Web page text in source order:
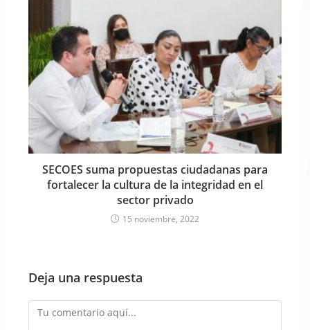
SECOES suma propuestas ciudadanas para
fortalecer la cultura de la integridad en el
sector privado
15 noviembre, 2022
Deja una respuesta